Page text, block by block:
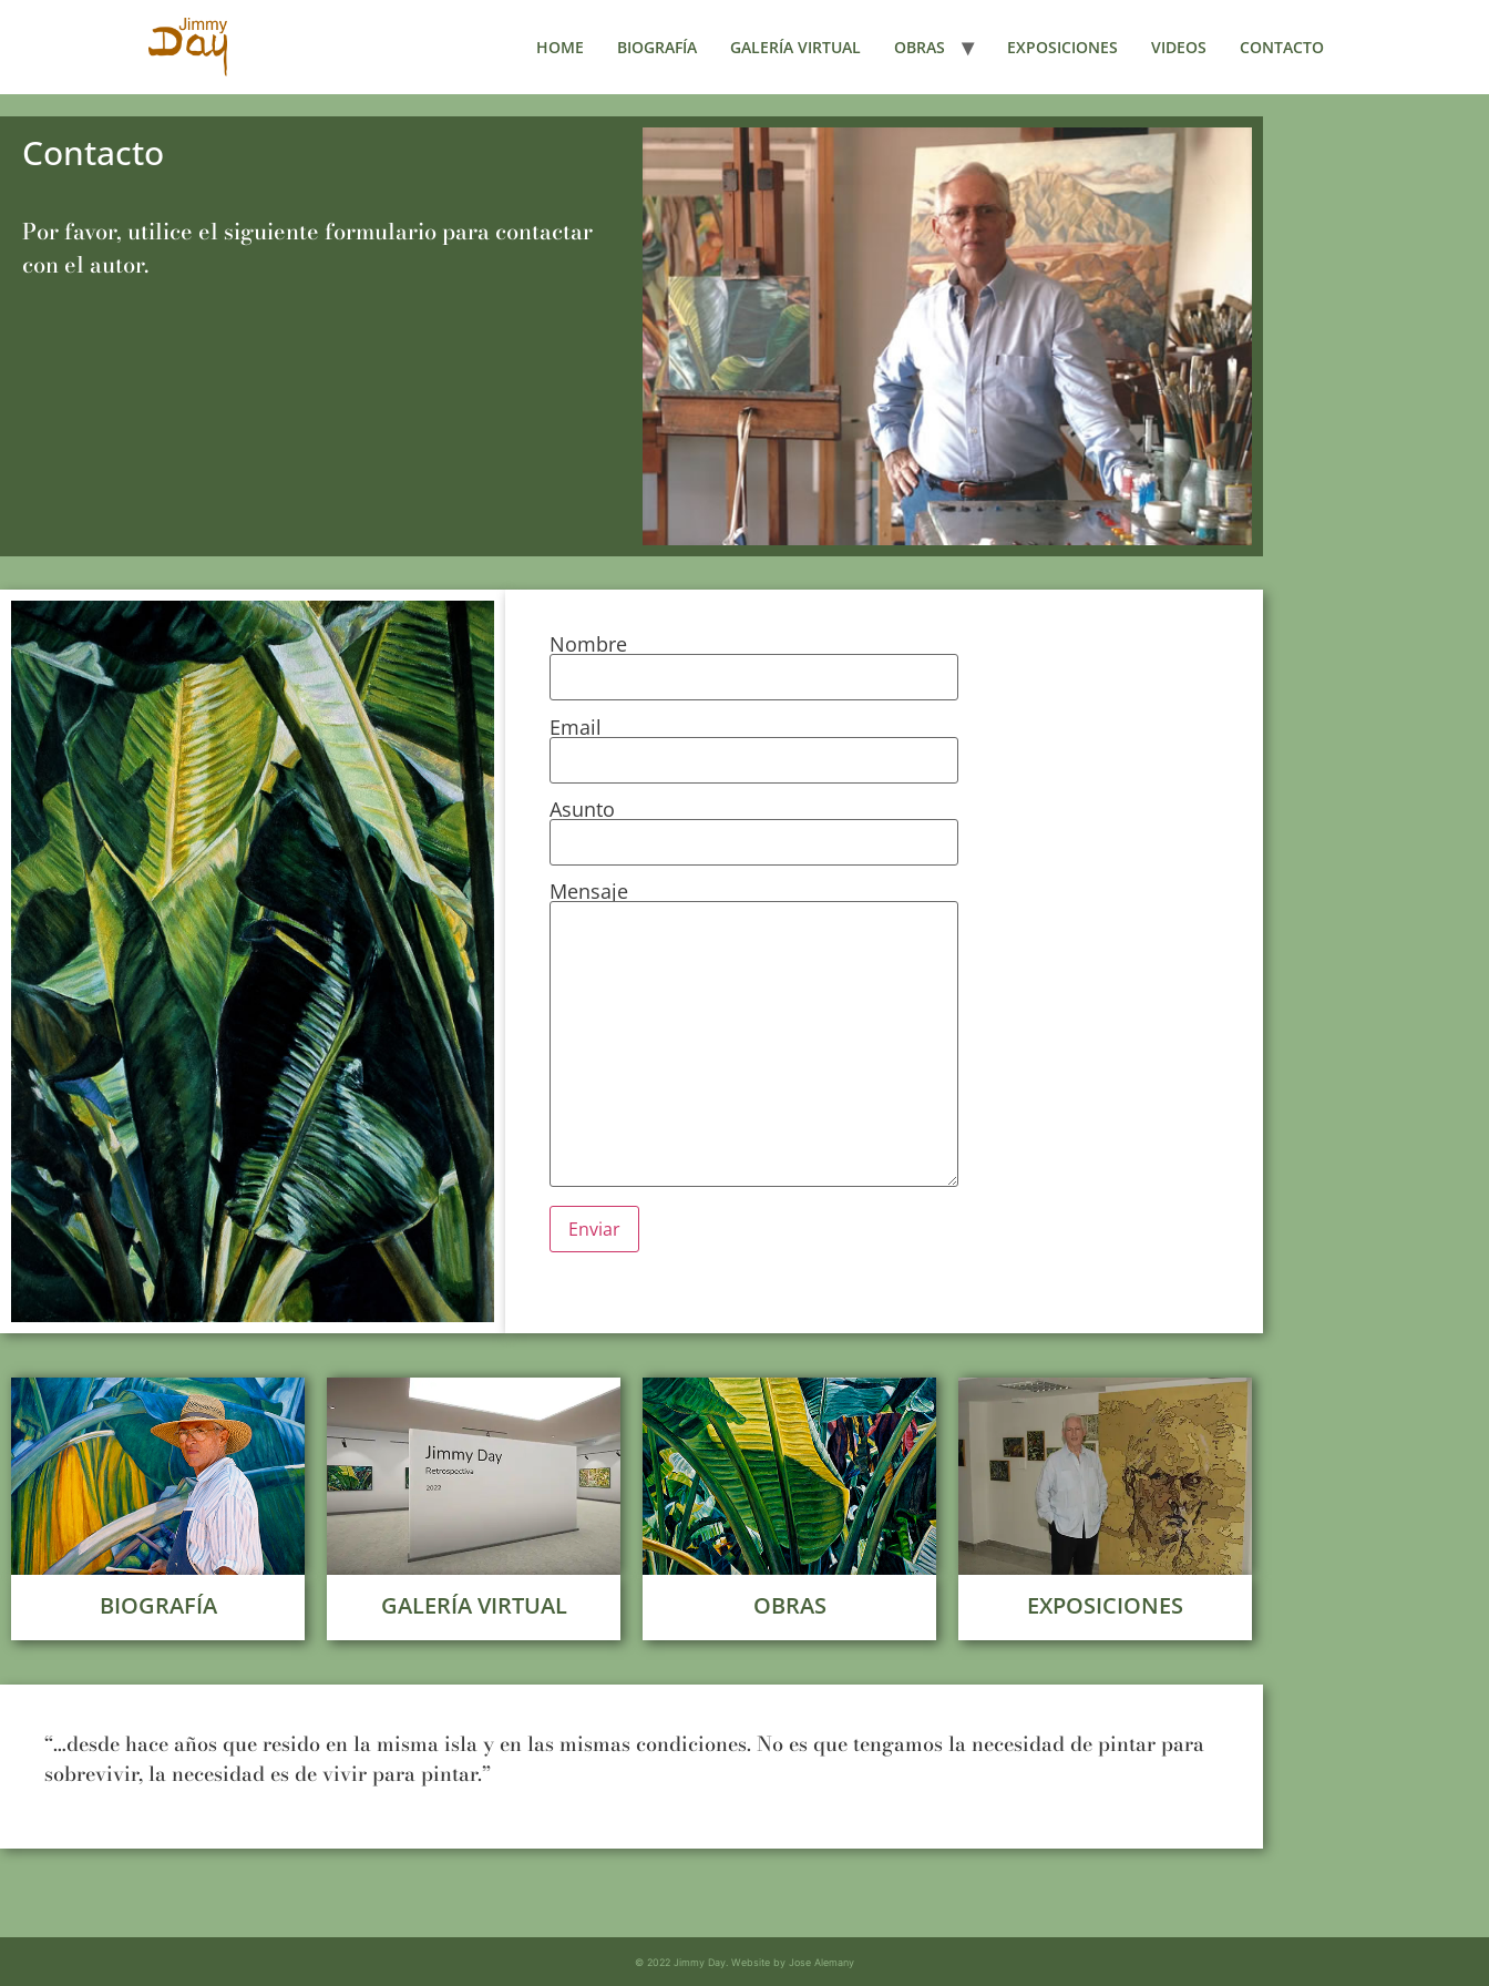
HOME BIOGRAFÍA GALERÍA VIRTUAL OBRAS EXPOSICIONES VIDEOS CONTACTO
Contacto
Por favor, utilice el siguiente formulario para contactar
con el autor.
Nombre
Email
Asunto
Mensaje
BIOGRAFÍA GALERÍA VIRTUAL OBRAS EXPOSICIONES
“…desde hace años que resido en la misma isla y en las mismas condiciones. No es que tengamos la necesidad de pintar para
sobrevivir, la necesidad es de vivir para pintar.”
© 2022 Jimmy Day. Website by Jose Alemany